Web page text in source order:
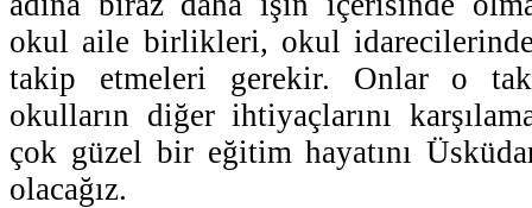
okul aile birlikleri, okul
takip etmeleri gerekir. Onlar o
okulların diğer ihtiyaçlarını
çok güzel bir eğitim hayatını
olacağız.